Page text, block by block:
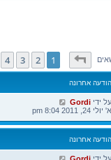
1מתוך39
1
2
3
4
הודעה אחרונה
על ידי Gordi
א' יולי 24, 2011 8:04 pm
הודעה אחרונה
על ידי Gordi